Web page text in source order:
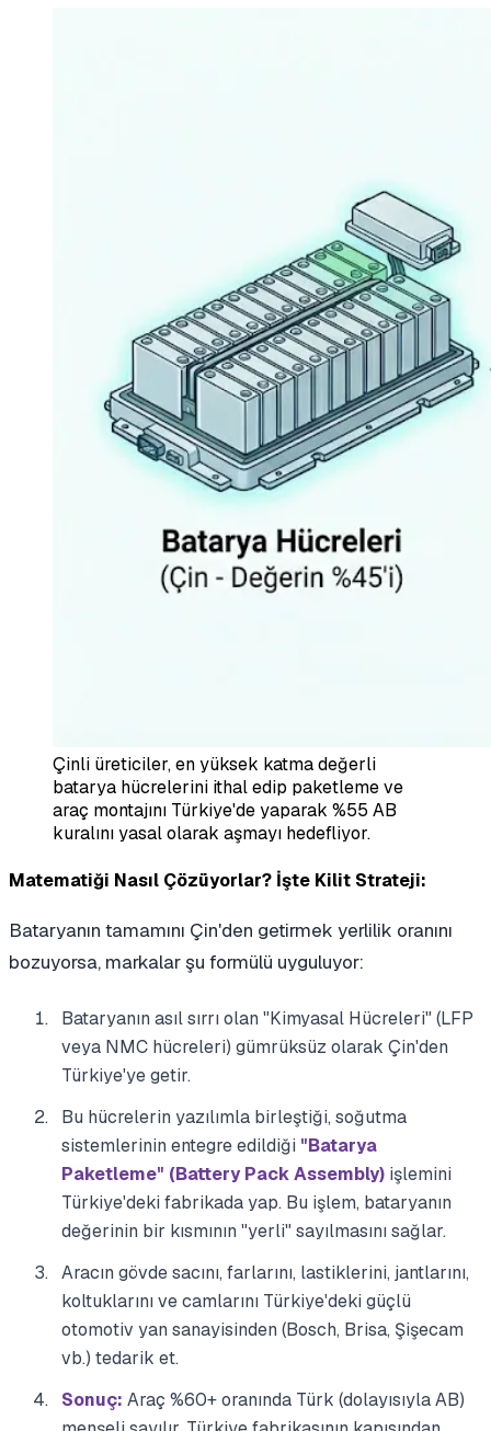
Çinli üreticiler, en yüksek katma değerli
batarya hücrelerini ithal edip paketleme ve
araç montajını Türkiye'de yaparak %55 AB
kuralını yasal olarak aşmayı hedefliyor.
Matematiği Nasıl Çözüyorlar? İşte Kilit Strateji:
Bataryanın tamamını Çin'den getirmek yerlilik oranını
bozuyorsa, markalar şu formülü uyguluyor:
Bataryanın asıl sırrı olan "Kimyasal Hücreleri" (LFP
veya NMC hücreleri) gümrüksüz olarak Çin'den
Türkiye'ye getir.
Bu hücrelerin yazılımla birleştiği, soğutma
sistemlerinin entegre edildiği "Batarya
Paketleme" (Battery Pack Assembly) işlemini
Türkiye'deki fabrikada yap. Bu işlem, bataryanın
değerinin bir kısmının "yerli" sayılmasını sağlar.
Aracın gövde sacını, farlarını, lastiklerini, jantlarını,
koltuklarını ve camlarını Türkiye'deki güçlü
otomotiv yan sanayisinden (Bosch, Brisa, Şişecam
vb.) tedarik et.
Sonuç: Araç %60+ oranında Türk (dolayısıyla AB)